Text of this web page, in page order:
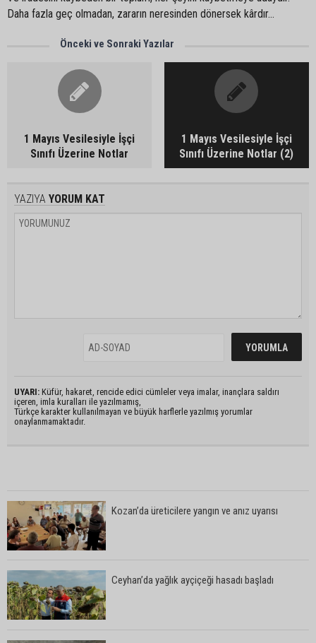
Daha fazla geç olmadan, zararın neresinden dönersek kârdır...
Önceki ve Sonraki Yazılar
1 Mayıs Vesilesiyle İşçi
Sınıfı Üzerine Notlar
1 Mayıs Vesilesiyle İşçi
Sınıfı Üzerine Notlar (2)
YAZIYA YORUM KAT
UYARI: Küfür, hakaret, rencide edici cümleler veya imalar, inançlara saldırı
içeren, imla kuralları ile yazılmamış,
Türkçe karakter kullanılmayan ve büyük harflerle yazılmış yorumlar
onaylanmamaktadır.
Kozan’da üreticilere yangın ve anız uyarısı
Ceyhan’da yağlık ayçiçeği hasadı başladı